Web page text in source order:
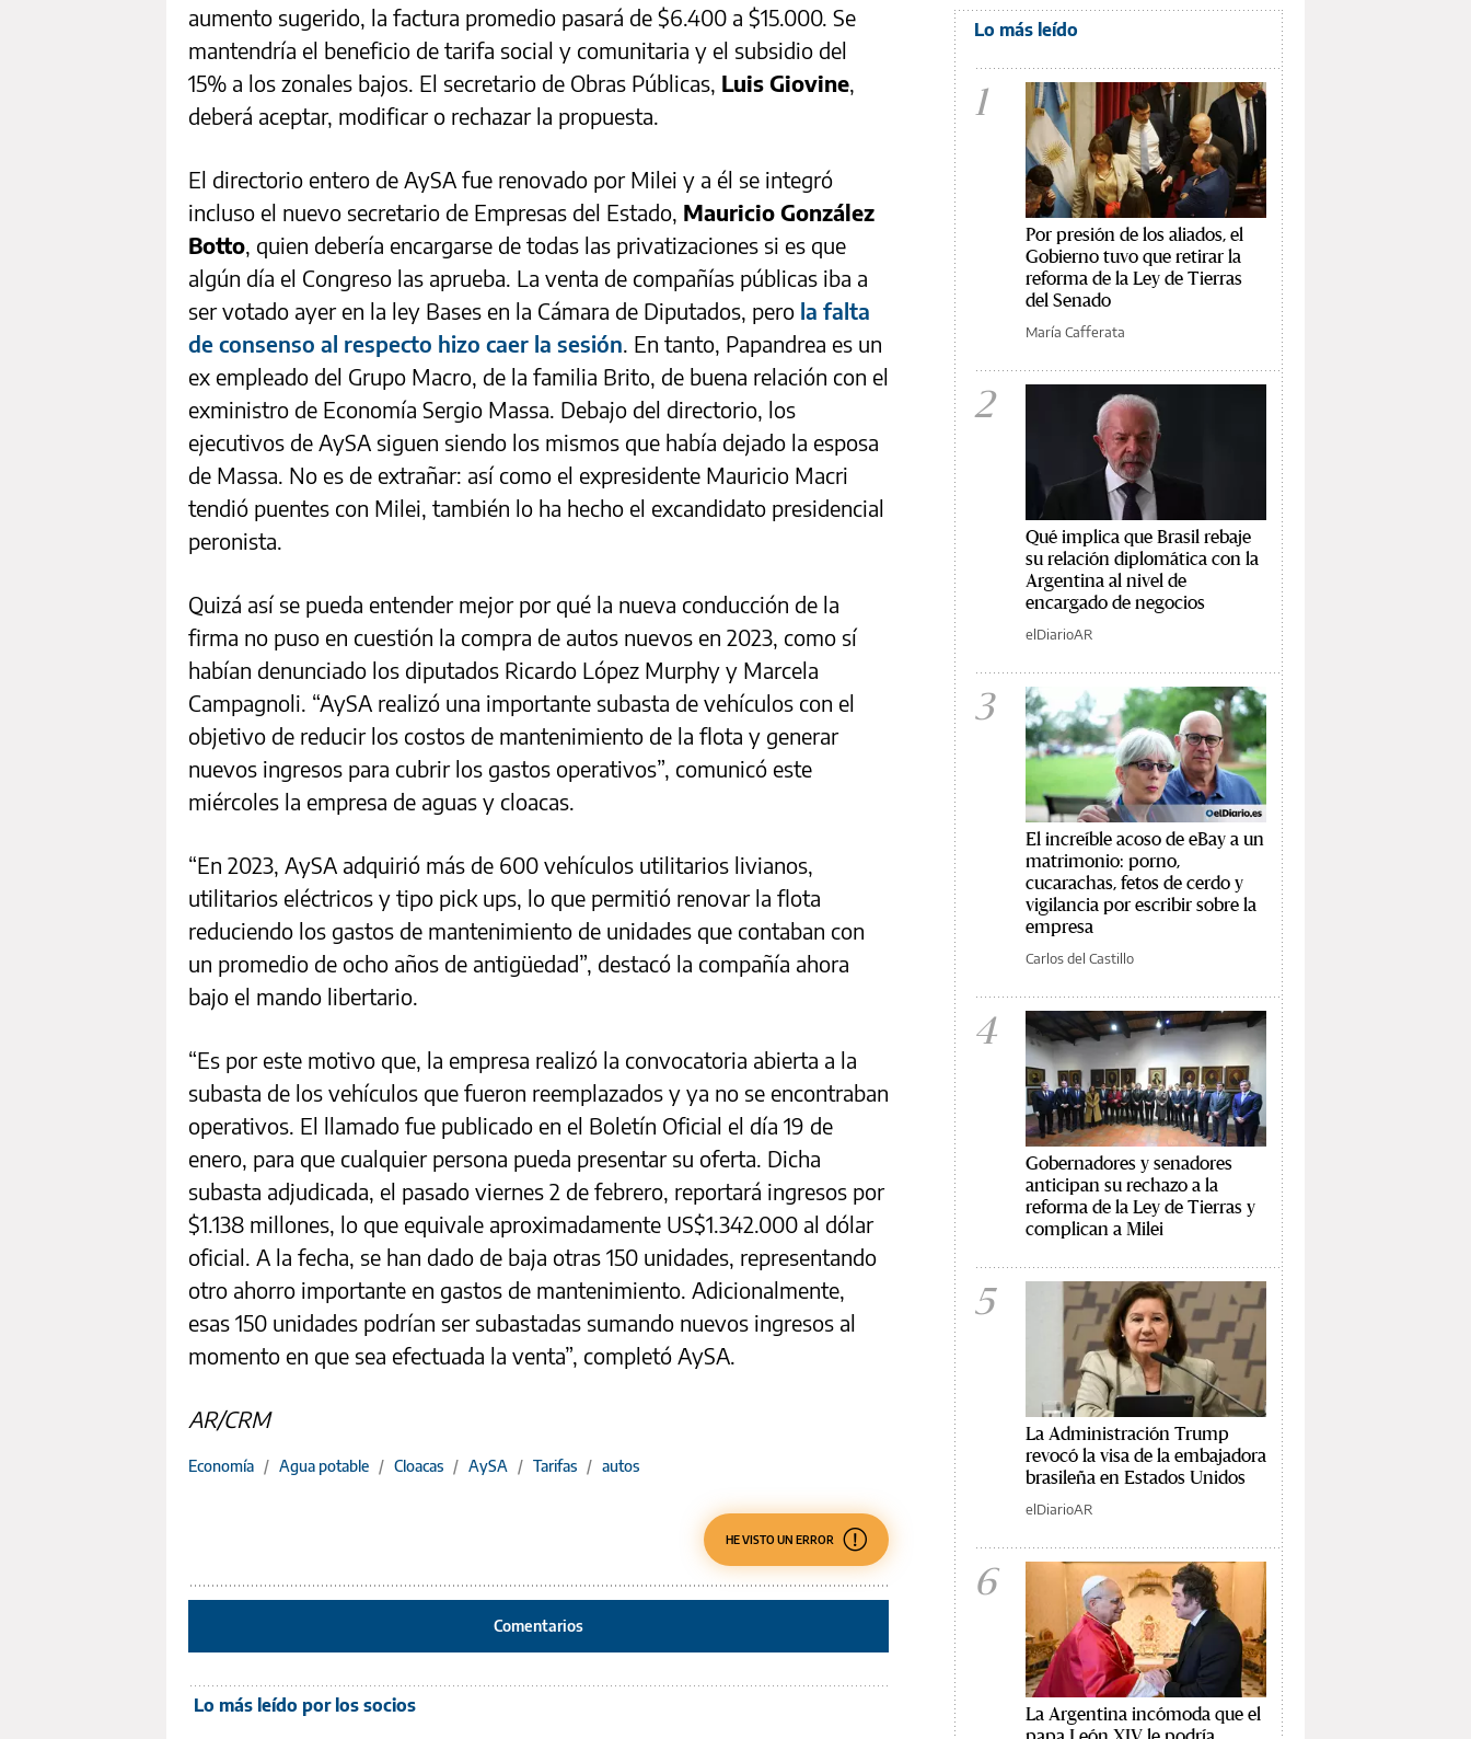
aumento sugerido, la factura promedio pasará de $6.400 a $15.000. Se
mantendría el beneficio de tarifa social y comunitaria y el subsidio del
15% a los zonales bajos. El secretario de Obras Públicas, Luis Giovine,
deberá aceptar, modificar o rechazar la propuesta.
El directorio entero de AySA fue renovado por Milei y a él se integró
incluso el nuevo secretario de Empresas del Estado, Mauricio González
Botto, quien debería encargarse de todas las privatizaciones si es que
algún día el Congreso las aprueba. La venta de compañías públicas iba a
ser votado ayer en la ley Bases en la Cámara de Diputados, pero la falta
de consenso al respecto hizo caer la sesión. En tanto, Papandrea es un
ex empleado del Grupo Macro, de la familia Brito, de buena relación con el
exministro de Economía Sergio Massa. Debajo del directorio, los
ejecutivos de AySA siguen siendo los mismos que había dejado la esposa
de Massa. No es de extrañar: así como el expresidente Mauricio Macri
tendió puentes con Milei, también lo ha hecho el excandidato presidencial
peronista.
Quizá así se pueda entender mejor por qué la nueva conducción de la
firma no puso en cuestión la compra de autos nuevos en 2023, como sí
habían denunciado los diputados Ricardo López Murphy y Marcela
Campagnoli. “AySA realizó una importante subasta de vehículos con el
objetivo de reducir los costos de mantenimiento de la flota y generar
nuevos ingresos para cubrir los gastos operativos”, comunicó este
miércoles la empresa de aguas y cloacas.
“En 2023, AySA adquirió más de 600 vehículos utilitarios livianos,
utilitarios eléctricos y tipo pick ups, lo que permitió renovar la flota
reduciendo los gastos de mantenimiento de unidades que contaban con
un promedio de ocho años de antigüedad”, destacó la compañía ahora
bajo el mando libertario.
“Es por este motivo que, la empresa realizó la convocatoria abierta a la
subasta de los vehículos que fueron reemplazados y ya no se encontraban
operativos. El llamado fue publicado en el Boletín Oficial el día 19 de
enero, para que cualquier persona pueda presentar su oferta. Dicha
subasta adjudicada, el pasado viernes 2 de febrero, reportará ingresos por
$1.138 millones, lo que equivale aproximadamente US$1.342.000 al dólar
oficial. A la fecha, se han dado de baja otras 150 unidades, representando
otro ahorro importante en gastos de mantenimiento. Adicionalmente,
esas 150 unidades podrían ser subastadas sumando nuevos ingresos al
momento en que sea efectuada la venta”, completó AySA.
AR/CRM
Economía / Agua potable / Cloacas / AySA / Tarifas / autos
HE VISTO UN ERROR
Comentarios
Lo más leído por los socios
Lo más leído
1
Por presión de los aliados, el
Gobierno tuvo que retirar la
reforma de la Ley de Tierras
del Senado
María Cafferata
2
Qué implica que Brasil rebaje
su relación diplomática con la
Argentina al nivel de
encargado de negocios
elDiarioAR
3
El increíble acoso de eBay a un
matrimonio: porno,
cucarachas, fetos de cerdo y
vigilancia por escribir sobre la
empresa
Carlos del Castillo
4
Gobernadores y senadores
anticipan su rechazo a la
reforma de la Ley de Tierras y
complican a Milei
5
La Administración Trump
revocó la visa de la embajadora
brasileña en Estados Unidos
elDiarioAR
6
La Argentina incómoda que el